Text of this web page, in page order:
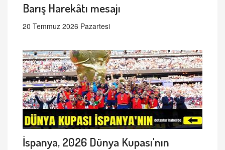
Barış Harekâtı mesajı
20 Temmuz 2026 Pazartesi
İspanya, 2026 Dünya Kupası'nın